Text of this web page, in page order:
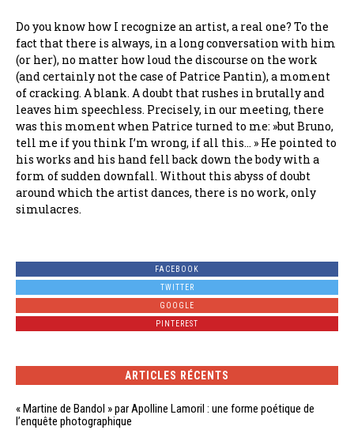
Do you know how I recognize an artist, a real one? To the
fact that there is always, in a long conversation with him
(or her), no matter how loud the discourse on the work
(and certainly not the case of Patrice Pantin), a moment
of cracking. A blank. A doubt that rushes in brutally and
leaves him speechless. Precisely, in our meeting, there
was this moment when Patrice turned to me: »but Bruno,
tell me if you think I’m wrong, if all this… » He pointed to
his works and his hand fell back down the body with a
form of sudden downfall. Without this abyss of doubt
around which the artist dances, there is no work, only
simulacres.
FACEBOOK
TWITTER
GOOGLE
PINTEREST
ARTICLES RÉCENTS
« Martine de Bandol » par Apolline Lamoril : une forme poétique de
l’enquête photographique